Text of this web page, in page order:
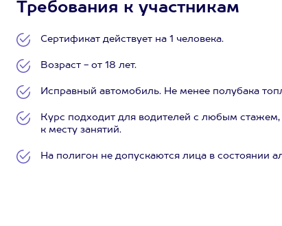
Требования к участникам
Сертификат действует на 1 человека.
Возраст - от 18 лет.
Исправный автомобиль. Не менее полубака
Курс подходит для водителей с любым
к месту занятий.
На полигон не допускаются лица в состоянии